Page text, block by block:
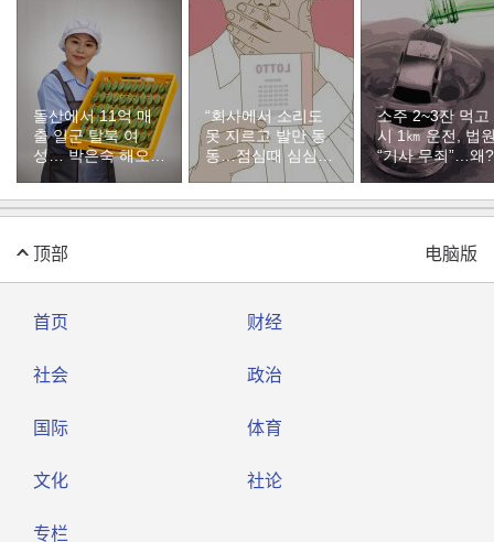
돌산에서 11억 매
출 일군 탈북 여
성… 박은숙 해오름
푸드 대표의 인생
온 이웃]
“회사에서 소리도
못 지르고 발만 동
동…점심때 심심해
서 산 복권이 1등”
소주 2~3잔 먹고
시 1㎞ 운전, 법
“기사 무죄”…왜?
顶部 电脑版
首页 财经
社会 政治
国际 体育
文化 社论
专栏